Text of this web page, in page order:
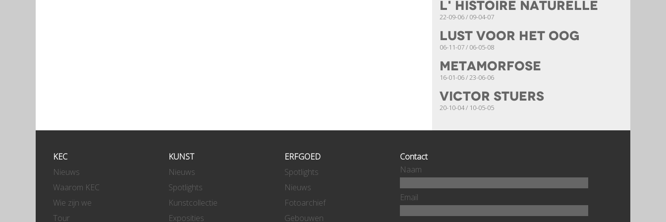
l' Histoire naturelle
22-09-06 / 09-04-07
Lust voor het oog
06-11-07 / 06-05-08
Metamorfose
16-01-06 / 23-06-06
Victor Stuers
20-10-04 / 10-05-05
KEC
Nieuws
Waarom KEC
Wie zijn we
Tour
KUNST
Nieuws
Spotlights
Kunstcollectie
Exposities
ERFGOED
Spotlights
Nieuws
Fotoarchief
Gebouwen
Contact
Naam
Email